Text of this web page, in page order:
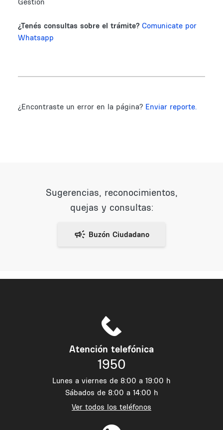
¿Tenés consultas sobre el trámite? Comunicate por
Whatsapp
¿Encontraste un error en la página? Enviar reporte.
Sugerencias, reconocimientos,
quejas y consultas:
Atención telefónica
1950
Lunes a viernes de 8:00 a 19:00 h
Sábados de 8:00 a 14:00 h
Ver todos los teléfonos